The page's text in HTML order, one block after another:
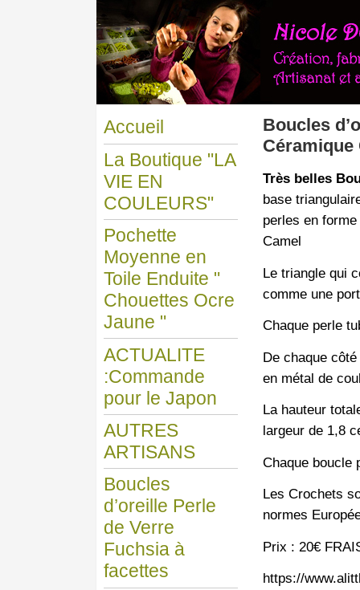
Boucles
Très belles
base
perles en
Camel
Le triangle qui
comme une
Chaque perle
De chaque
en métal de
La hauteur
largeur de 1,8
Chaque boucle
Les Crochets
normes
Prix : 20€
https://
Accueil
La Boutique "LA
VIE EN
COULEURS"
Pochette
Moyenne en
Toile Enduite "
Chouettes Ocre
Jaune "
ACTUALITE
:Commande
pour le Japon
AUTRES
ARTISANS
Boucles
d’oreille Perle
de Verre
Fuchsia à
facettes